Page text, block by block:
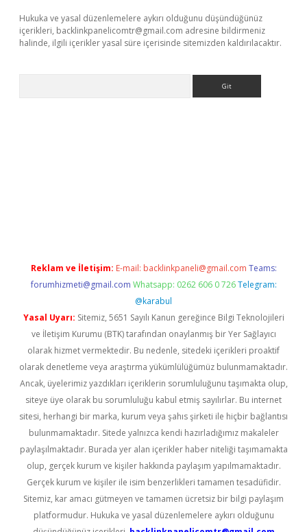
Hukuka ve yasal düzenlemelere aykırı olduğunu düşündüğünüz
içerikleri, backlinkpanelicomtr@gmail.com adresine bildirmeniz
halinde, ilgili içerikler yasal süre içerisinde sitemizden kaldırılacaktır.
Reklam ve İletişim: E-mail: backlinkpaneli@gmail.com Teams:
forumhizmeti@gmail.com Whatsapp: 0262 606 0 726 Telegram:
@karabul
Yasal Uyarı: Sitemiz, 5651 Sayılı Kanun gereğince Bilgi Teknolojileri
ve İletişim Kurumu (BTK) tarafından onaylanmış bir Yer Sağlayıcı
olarak hizmet vermektedir. Bu nedenle, sitedeki içerikleri proaktif
olarak denetleme veya araştırma yükümlülüğümüz bulunmamaktadır.
Ancak, üyelerimiz yazdıkları içeriklerin sorumluluğunu taşımakta olup,
siteye üye olarak bu sorumluluğu kabul etmiş sayılırlar. Bu internet
sitesi, herhangi bir marka, kurum veya şahıs şirketi ile hiçbir bağlantısı
bulunmamaktadır. Sitede yalnızca kendi hazırladığımız makaleler
paylaşılmaktadır. Burada yer alan içerikler haber niteliği taşımamakta
olup, gerçek kurum ve kişiler hakkında paylaşım yapılmamaktadır.
Gerçek kurum ve kişiler ile isim benzerlikleri tamamen tesadüfidir.
Sitemiz, kar amacı gütmeyen ve tamamen ücretsiz bir bilgi paylaşım
platformudur. Hukuka ve yasal düzenlemelere aykırı olduğunu